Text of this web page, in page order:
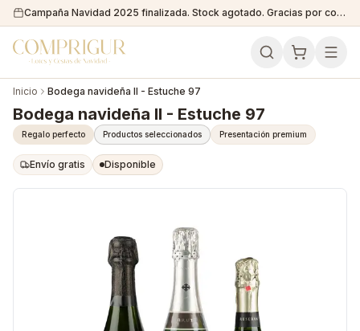
Campaña Navidad 2025 finalizada. Stock agotado. Gracias por confiar en nosotros!
Inicio Bodega navideña II - Estuche 97
Bodega navideña II - Estuche 97
Regalo perfecto Productos seleccionados Presentación premium
Envío gratis Disponible